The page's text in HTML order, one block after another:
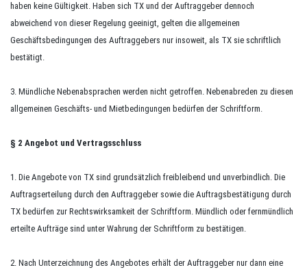
haben keine Gültigkeit. Haben sich TX und der Auftraggeber dennoch
abweichend von dieser Regelung geeinigt, gelten die allgemeinen
Geschäftsbedingungen des Auftraggebers nur insoweit, als TX sie schriftlich
bestätigt.
3. Mündliche Nebenabsprachen werden nicht getroffen. Nebenabreden zu diesen
allgemeinen Geschäfts- und Mietbedingungen bedürfen der Schriftform.
§ 2 Angebot und Vertragsschluss
1. Die Angebote von TX sind grundsätzlich freibleibend und unverbindlich. Die
Auftragserteilung durch den Auftraggeber sowie die Auftragsbestätigung durch
TX bedürfen zur Rechtswirksamkeit der Schriftform. Mündlich oder fernmündlich
erteilte Aufträge sind unter Wahrung der Schriftform zu bestätigen.
2. Nach Unterzeichnung des Angebotes erhält der Auftraggeber nur dann eine